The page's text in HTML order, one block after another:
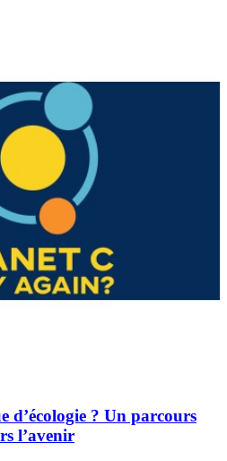
d’écologie ? Un parcours
l’avenir